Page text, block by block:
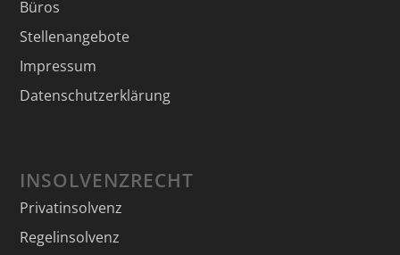
Büros
Stellenangebote
Impressum
Datenschutzerklärung
INSOLVENZRECHT
Privatinsolvenz
Regelinsolvenz